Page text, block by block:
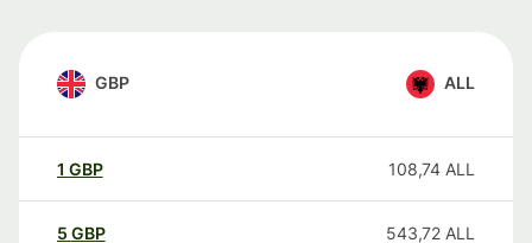
GBP ALL
1 GBP 108,74 ALL
5 GBP 543,72 ALL